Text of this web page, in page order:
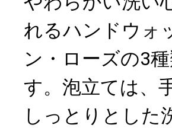
れるハンドウォ
ン・ローズの3
す。泡立ては、
しっとりとした